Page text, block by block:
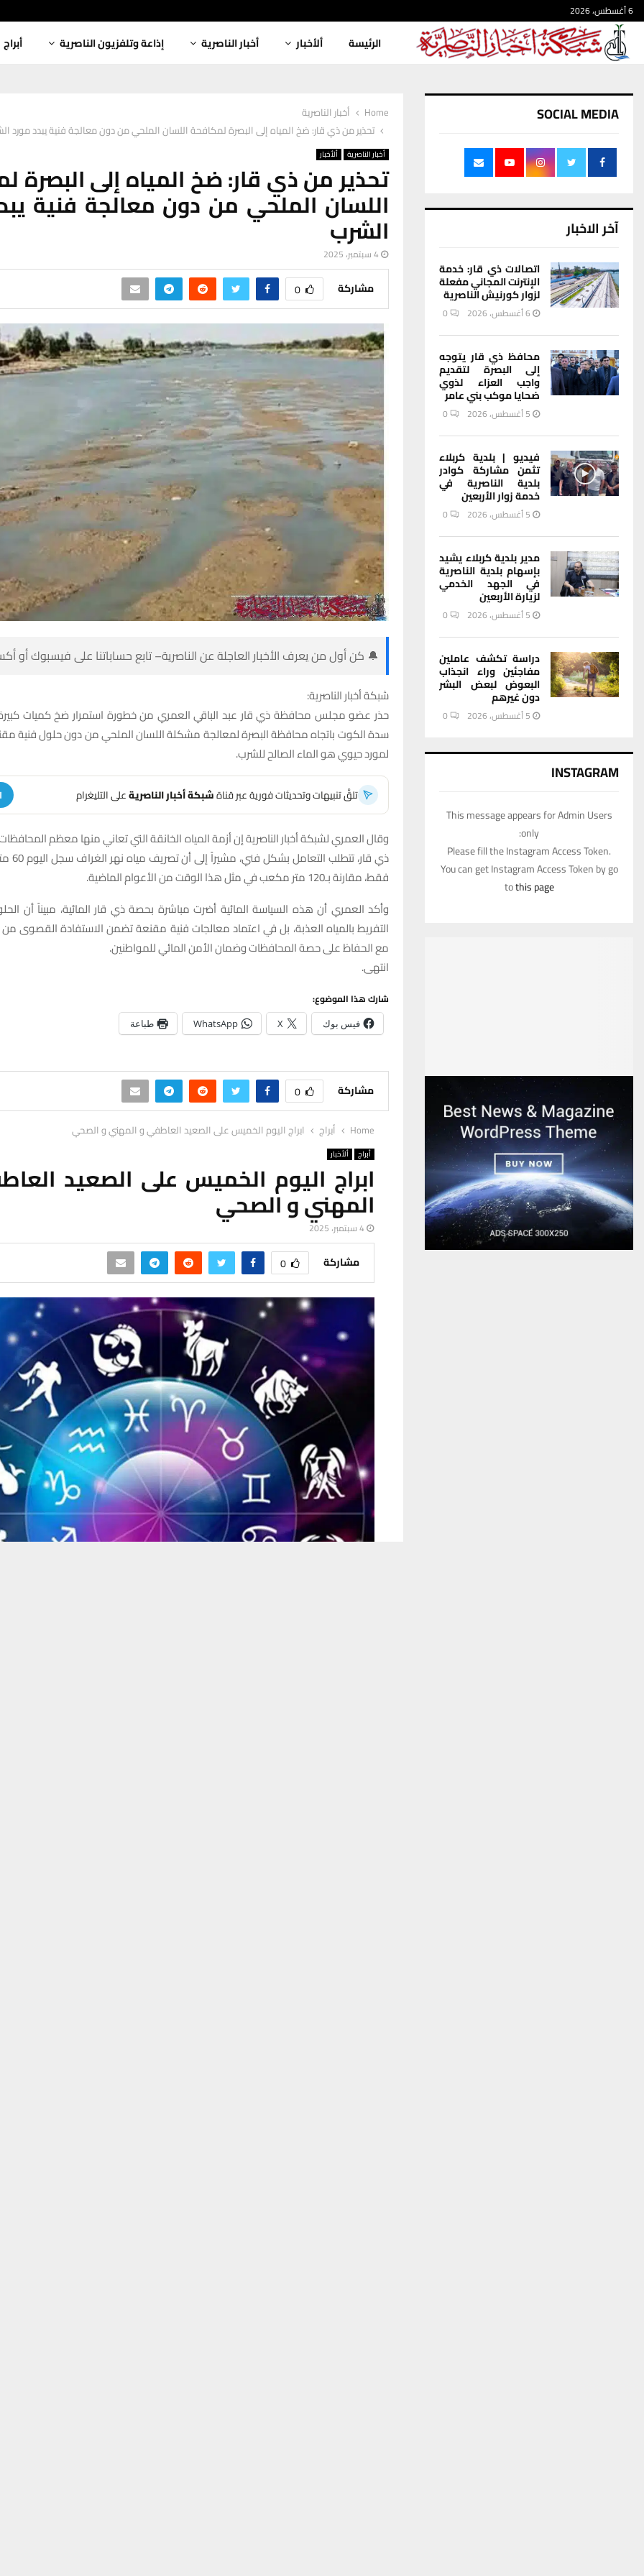
6 أغسطس، 2026
الرئيسة ألأخبار أخبار الناصرية إذاعة وتلفزيون الناصرية أبراج
Home
أخبار الناصرية
تحذير من ذي قار: ضخ المياه إلى البصرة لمكافحة اللسان الملحي من دون معالجة فنية يبدد مورد
أخبار الناصرية ألأخبار
تحذير من ذي قار: ضخ المياه إلى البصرة
اللسان الملحي من دون معالجة فنية
الشرب
4 سبتمبر، 2025
مشاركة 0
🔔 كن أول من يعرف الأخبار العاجلة عن الناصرية– تابع حساباتنا على فيسبوك أو
شبكة أخبار الناصرية:
حذر عضو مجلس محافظة ذي قار عبد الباقي العمري من خطورة استمرار ضخ كميات
سدة الكوت باتجاه محافظة البصرة لمعالجة مشكلة اللسان الملحي من دون حلول فنية
لمورد حيوي هو الماء الصالح للشرب.
تلقَّ تنبيهات وتحديثات فورية عبر قناةشبكة أخبار الناصريةعلى التليغرام
وقال العمري لشبكة أخبار الناصرية إن أزمة المياه الخانقة التي تعاني منها معظم
ذي
فقط، مقارنة بـ120 متر مكعب في مثل هذا الوقت من الأعوام الماضية.
وأكد العمري أن هذه السياسة المائية أضرت مباشرة بحصة ذي قار المائية، مبيناً أن
التفريط بالمياه العذبة، بل في اعتماد معالجات فنية مقنعة تضمن الاستفادة القصوى
مع الحفاظ على حصة المحافظات وضمان الأمن المائي للمواطنين.
انتهى.
شارك هذا الموضوع:
فيس بوك X
WhatsApp طباعة
مشاركة 0
Home أبراج ابراج اليوم الخميس على الصعيد العاطفي و المهني و الصحي
أبراج ألأخبار
ابراج اليوم الخميس على الصعيد
المهني و الصحي
4 سبتمبر، 2025
مشاركة 0
SOCIAL MEDIA
آخر الاخبار
اتصالات ذي قار: خدمة
الإنترنت المجاني مفعلة
لزوار كورنيش الناصرية
6 أغسطس، 2026 0
محافظ ذي قار يتوجه
إلى البصرة لتقديم
واجب العزاء لذوي
ضحايا موكب بني عامر
5 أغسطس، 2026 0
فيديو | بلدية كربلاء
تثمن مشاركة كوادر
بلدية الناصرية في
خدمة زوار الأربعين
5 أغسطس، 2026 0
مدير بلدية كربلاء يشيد
بإسهام بلدية الناصرية
في الجهد الخدمي
لزيارة الأربعين
5 أغسطس، 2026 0
دراسة تكشف عاملين
مفاجئين وراء انجذاب
البعوض لبعض البشر
دون غيرهم
5 أغسطس، 2026 0
INSTAGRAM
This message appears for Admin Users
only:
Please fill the Instagram Access Token.
You can get Instagram Access Token by go
tothis page